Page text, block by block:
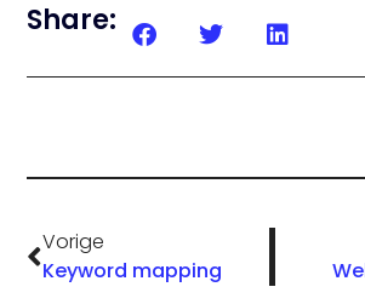
Share:
Vorige
Keyword mapping